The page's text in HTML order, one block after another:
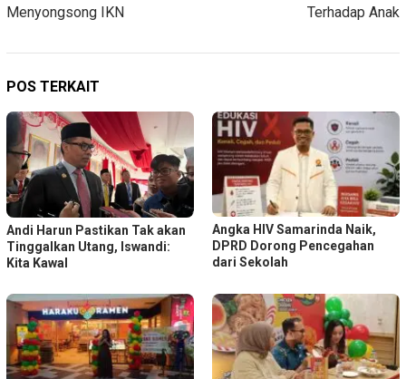
Menyongsong IKN
Terhadap Anak
POS TERKAIT
Andi Harun Pastikan Tak akan
Tinggalkan Utang, Iswandi:
Kita Kawal
Angka HIV Samarinda Naik,
DPRD Dorong Pencegahan
dari Sekolah